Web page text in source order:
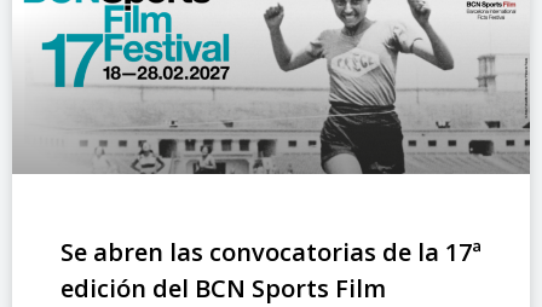
Se abren las convocatorias de la 17ª
edición del BCN Sports Film